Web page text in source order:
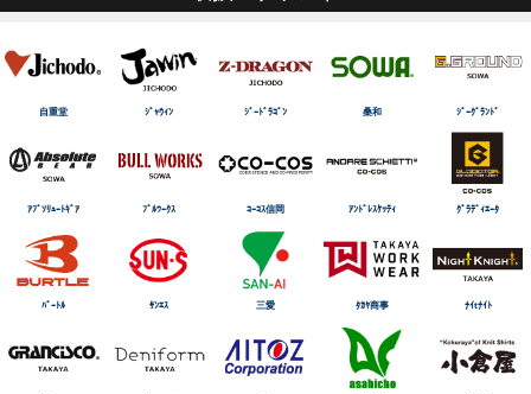
自重堂 ｼﾞｬｳｨﾝ ｼﾞｰﾄﾞﾗｺﾞﾝ 桑和 ｼﾞｰｸﾞﾗﾝﾄﾞ
ｱﾌﾞｿﾘｭｰﾄｷﾞｱ ﾌﾞﾙﾜｰｸｽ ｺｰｺｽ信岡 ｱﾝﾄﾞﾚｽｹｯﾃｨ ｸﾞﾗﾃﾞｨｴｰﾀ
ﾊﾞｰﾄﾙ ｻﾝｴｽ 三愛 ﾀｶﾔ商事 ﾅｲtﾅｲﾄ